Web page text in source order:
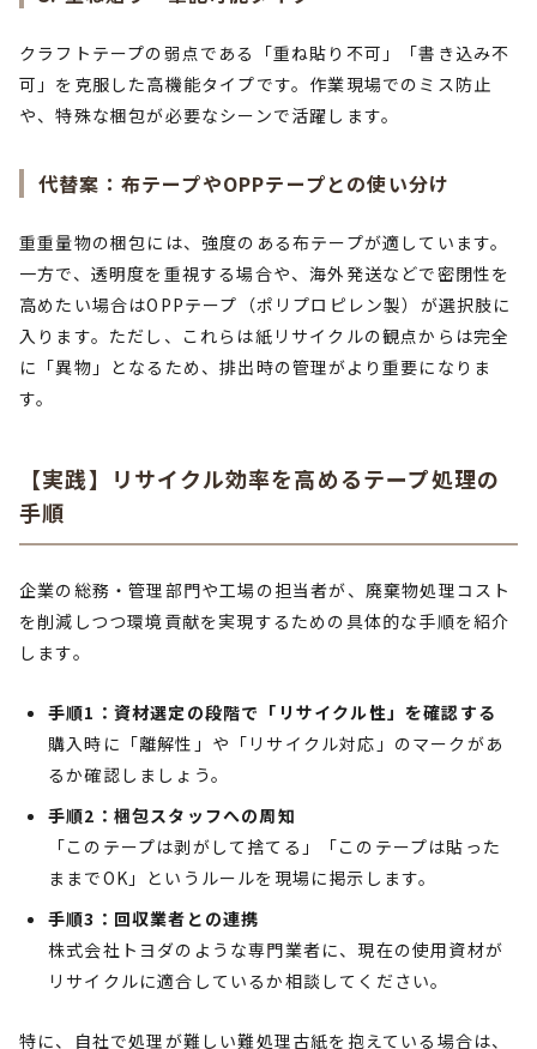
クラフトテープの弱点である「重ね貼り不可」「書き込み不
可」を克服した高機能タイプです。作業現場でのミス防止
や、特殊な梱包が必要なシーンで活躍します。
代替案：布テープやOPPテープとの使い分け
重重量物の梱包には、強度のある布テープが適しています。
一方で、透明度を重視する場合や、海外発送などで密閉性を
高めたい場合はOPPテープ（ポリプロピレン製）が選択肢に
入ります。ただし、これらは紙リサイクルの観点からは完全
に「異物」となるため、排出時の管理がより重要になりま
す。
【実践】リサイクル効率を高めるテープ処理の
手順
企業の総務・管理部門や工場の担当者が、廃棄物処理コスト
を削減しつつ環境貢献を実現するための具体的な手順を紹介
します。
手順1：資材選定の段階で「リサイクル性」を確認する
購入時に「離解性」や「リサイクル対応」のマークがあ
るか確認しましょう。
手順2：梱包スタッフへの周知
「このテープは剥がして捨てる」「このテープは貼った
ままでOK」というルールを現場に掲示します。
手順3：回収業者との連携
株式会社トヨダのような専門業者に、現在の使用資材が
リサイクルに適合しているか相談してください。
特に、自社で処理が難しい難処理古紙を抱えている場合は、